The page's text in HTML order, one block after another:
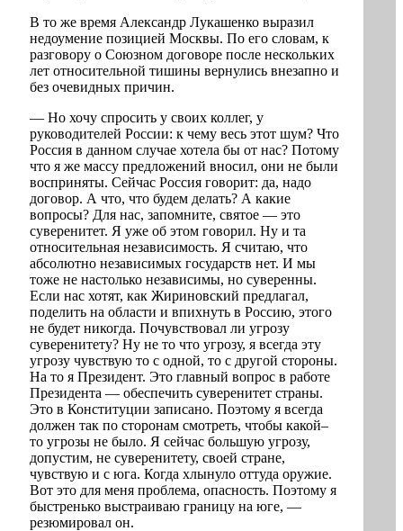
В то же время Александр Лукашенко выразил
недоумение позицией Москвы. По его словам, к
разговору о Союзном договоре после нескольких
лет относительной тишины вернулись внезапно и
без очевидных причин.
— Но хочу спросить у своих коллег, у
руководителей России: к чему весь этот шум? Что
Россия в данном случае хотела бы от нас? Потому
что я же массу предложений вносил, они не были
восприняты. Сейчас Россия говорит: да, надо
договор. А что, что будем делать? А какие
вопросы? Для нас, запомните, святое — это
суверенитет. Я уже об этом говорил. Ну и та
относительная независимость. Я считаю, что
абсолютно независимых государств нет. И мы
тоже не настолько независимы, но суверенны.
Если нас хотят, как Жириновский предлагал,
поделить на области и впихнуть в Россию, этого
не будет никогда. Почувствовал ли угрозу
суверенитету? Ну не то что угрозу, я всегда эту
угрозу чувствую то с одной, то с другой стороны.
На то я Президент. Это главный вопрос в работе
Президента — обеспечить суверенитет страны.
Это в Конституции записано. Поэтому я всегда
должен так по сторонам смотреть, чтобы какой–
то угрозы не было. Я сейчас большую угрозу,
допустим, не суверенитету, своей стране,
чувствую и с юга. Когда хлынуло оттуда оружие.
Вот это для меня проблема, опасность. Поэтому я
быстренько выстраиваю границу на юге, —
резюмировал он.